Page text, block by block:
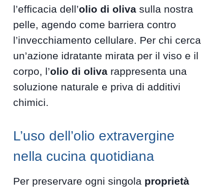
l’efficacia dell’olio di oliva sulla nostra
pelle, agendo come barriera contro
l’invecchiamento cellulare. Per chi cerca
un’azione idratante mirata per il viso e il
corpo, l’olio di oliva rappresenta una
soluzione naturale e priva di additivi
chimici.
L’uso dell’olio extravergine
nella cucina quotidiana
Per preservare ogni singola proprietà